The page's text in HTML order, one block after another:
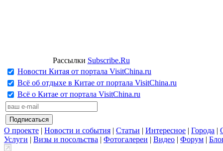
Рассылки Subscribe.Ru
Новости Китая от портала VisitChina.ru
Всё об отдыхе в Китае от портала VisitChina.ru
Всё о Китае от портала VisitChina.ru
О проекте | Новости и события | Статьи | Интересное | Города |
Услуги | Визы и посольства | Фотогалереи | Видео | Форум |